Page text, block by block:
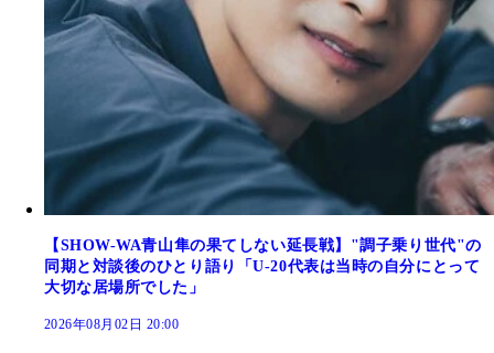
【SHOW-WA青山隼の果てしない延長戦】"調子乗り世代"の
同期と対談後のひとり語り「U-20代表は当時の自分にとって
大切な居場所でした」
2026年08月02日 20:00